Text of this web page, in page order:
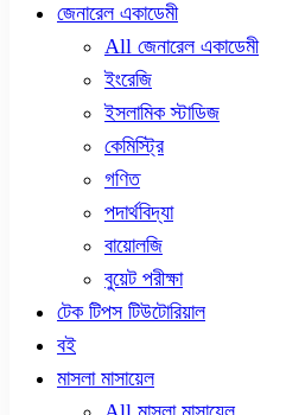
জেনারেল একাডেমী
All জেনারেল একাডেমী
ইংরেজি
ইসলামিক স্টাডিজ
কেমিস্ট্রি
গণিত
পদার্থবিদ্যা
বায়োলজি
বুয়েট পরীক্ষা
টেক টিপস টিউটোরিয়াল
বই
মাসলা মাসায়েল